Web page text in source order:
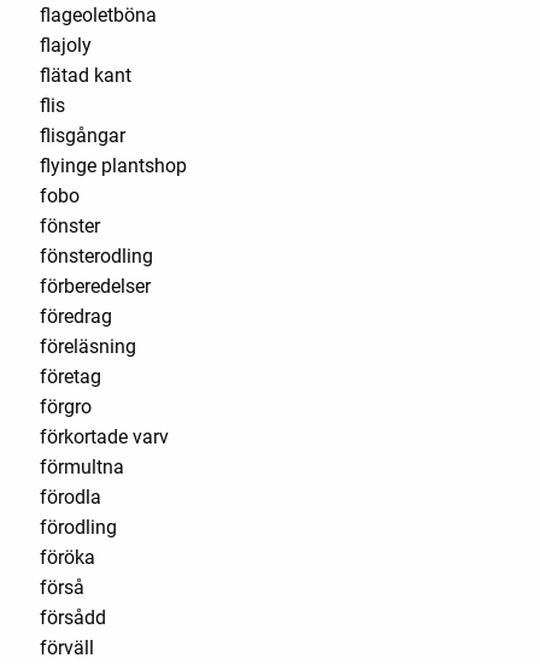
flageoletböna
flajoly
flätad kant
flis
flisgångar
flyinge plantshop
fobo
fönster
fönsterodling
förberedelser
föredrag
föreläsning
företag
förgro
förkortade varv
förmultna
förodla
förodling
föröka
förså
försådd
förväll